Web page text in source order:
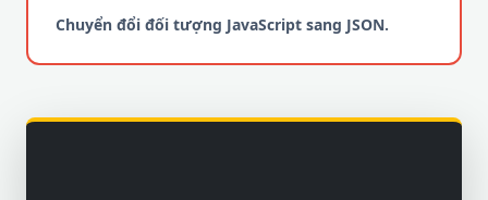
Chuyển đổi đối tượng JavaScript sang JSON.